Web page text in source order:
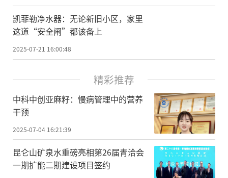
凯菲勒净水器：无论新旧小区，家里
这道“安全闸”都该备上
2025-07-21 16:00:48
精彩推荐
中科中创亚麻籽：慢病管理中的营养
干预
2025-07-04 16:21:39
昆仑山矿泉水重磅亮相第26届青洽会
一期扩能二期建设项目签约